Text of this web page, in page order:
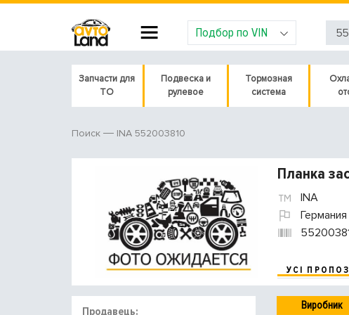
Подбор по VIN
Запчасти для
ТО
Подвеска и
рулевое
Тормозная
система
Поиск INA 552003810
Планка
INA
Германия
УСІ
Продавець: Виробник